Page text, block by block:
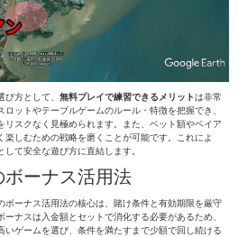
方として、 無料プレイで練習できるメリットは非常
ットやテーブルゲームのルール・特徴を把握でき、
リスクなく見極められます。また、ベット額やペイア
しむための戦略を磨くことが可能です。これによ
て安全な遊び方に直結します。
ーナス活用法
ボーナス活用法の核心は、賭け条件と有効期限を厳守
ナスは入金額とセットで消化する必要があるため、
いゲームを選び、条件を満たすまで少額で回し続ける